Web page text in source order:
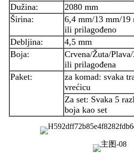
Dužina:
2080 mm
Širina:
6,4 mm/13 mm/19
ili prilagođeno
Debljina:
4,5 mm
Boja:
Crvena/Žuta/
ili prilagođena
Paket:
za komad: svaka
vrećicu
Za set: Svaka 5
boja kao set